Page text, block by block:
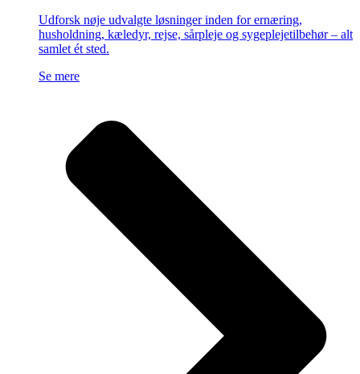
Udforsk nøje udvalgte løsninger inden for ernæring,
husholdning, kæledyr, rejse, sårpleje og sygeplejetilbehør – alt
samlet ét sted.
Se mere